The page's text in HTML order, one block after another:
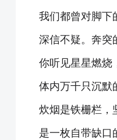
我们都曾对脚下
深信不疑。奔突
你听见星星燃烧
体内万千只沉默
炊烟是铁栅栏，
是一枚自带缺口